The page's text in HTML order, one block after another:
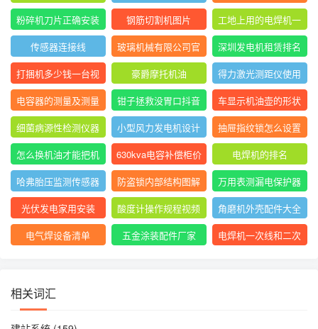
表指针摆动后停止不
动
大排名
粉碎机刀片正确安装
方法图
钢筋切割机图片
工地上用的电焊机一
般是直流还是交流
传感器连接线
玻璃机械有限公司官
网
深圳发电机租赁排名
前十
打捆机多少钱一台视
频
豪爵摩托机油
得力激光测距仪使用
方法
电容器的测量及测量
结果怎么写
钳子拯救没胃口抖音
车显示机油壶的形状
是什么意思
细菌病源性检测仪器
是什么
小型风力发电机设计
与制作
抽屉指纹锁怎么设置
指纹
怎么换机油才能把机
油放干净
630kva电容补偿柜价
格
电焊机的排名
哈弗胎压监测传感器
防盗锁内部结构图解
图片
万用表测漏电保护器
短路怎么回事
光伏发电家用安装 酸度计操作规程视频
角磨机外壳配件大全
电气焊设备清单
五金涂装配件厂家
电焊机一次线和二次
相关词汇